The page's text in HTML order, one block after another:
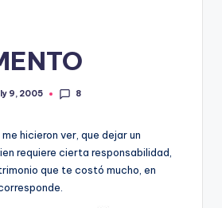
9, 2005 8
hicieron ver, que dejar un
requiere cierta responsabilidad,
que te costó mucho, en